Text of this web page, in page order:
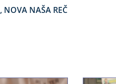
, NOVA NAŠA REČ